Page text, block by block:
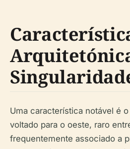
Uma característica notável é
voltado para o oeste, raro
frequentemente associado a